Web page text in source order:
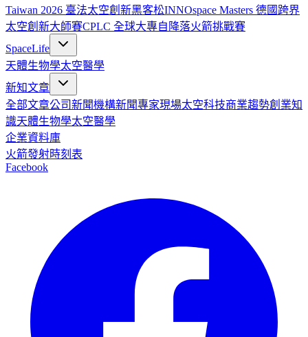
Taiwan 2026 臺法太空創新黑客松INNOspace Masters 德國跨界
太空創新大師賽CPLC 全球大專自降落火箭挑戰賽
SpaceLife
天體生物學太空醫學
新知文章
全部文章公司新聞機構新聞專家現場太空科技商業趨勢創業知
識天體生物學太空醫學
企業資料庫
火箭發射時刻表
Facebook